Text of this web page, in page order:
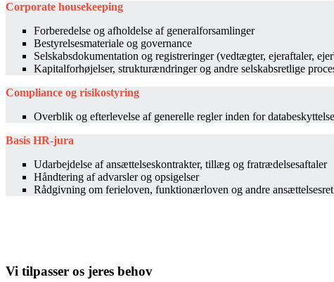
Corporate housekeeping
Forberedelse og afholdelse af generalforsamlinger
Bestyrelsesmateriale og governance
Selskabsdokumentation og registreringer(vedtægter, ejeraftaler,
Kapitalforhøjelser, strukturændringer og andre selskabsretlige
Compliance og risikostyring
Overblik og efterlevelse af generelle regler inden for
Basis HR-jura
Udarbejdelse af ansættelseskontrakter, tillæg og fratrædelsesaftaler
Håndtering af advarsler og opsigelser ​
Rådgivning om ferieloven, funktionærloven og andre
Vi tilpasser os jeres behov